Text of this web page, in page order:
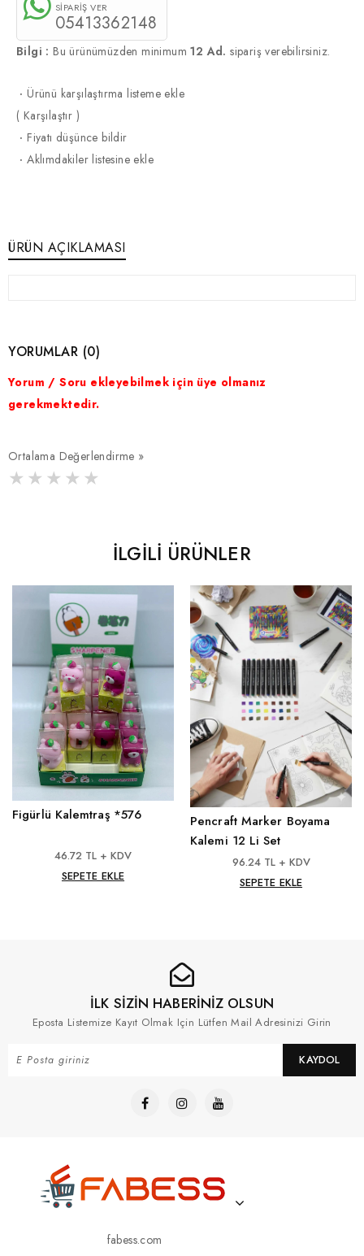
SİPARİŞ VER
05413362148
Bilgi : Bu ürünümüzden minimum12 Ad. sipariş verebilirsiniz.
·Ürünü karşılaştırma listeme ekle
( Karşılaştır )
·Fiyatı düşünce bildir
·Aklımdakiler listesine ekle
ÜRÜN AÇIKLAMASI
YORUMLAR (0)
Yorum / Soru ekleyebilmek için üye olmanız
gerekmektedir.
Ortalama Değerlendirme »
İLGILI ÜRÜNLER
Figürlü Kalemtraş *576
46.72 TL + KDV
SEPETE EKLE
Pencraft Marker Boyama
Kalemi 12 Li Set
96.24 TL + KDV
SEPETE EKLE
İLK SİZİN HABERİNİZ OLSUN
Eposta Listemize Kayıt Olmak Için Lütfen Mail Adresinizi Girin
KAYDOL
fabess.com